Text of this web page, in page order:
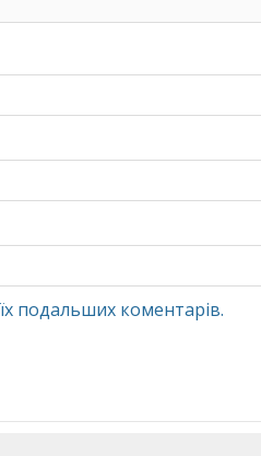
подальших коментарів.